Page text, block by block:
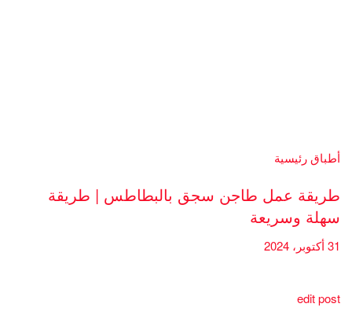
أطباق رئيسية
طريقة عمل طاجن سجق بالبطاطس | طريقة
سهلة وسريعة
31 أكتوبر، 2024
edit post